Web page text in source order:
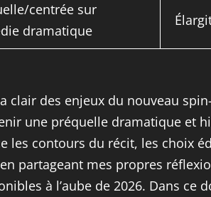
centrée sur
dramatique
des enjeux du nouveau
une préquelle dramatique et
les contours du récit, les choix
partageant mes propres
à l’aube de 2026. Dans ce